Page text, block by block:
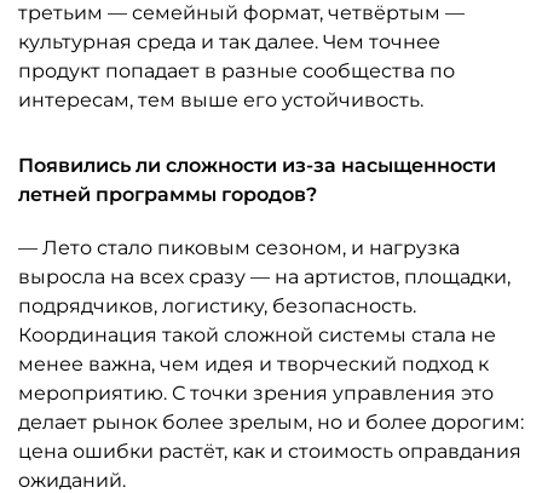
третьим — семейный формат, четвёртым —
культурная среда и так далее. Чем точнее
продукт попадает в разные сообщества по
интересам, тем выше его устойчивость.
Появились ли сложности из-за насыщенности
летней программы городов?
— Лето стало пиковым сезоном, и нагрузка
выросла на всех сразу — на артистов, площадки,
подрядчиков, логистику, безопасность.
Координация такой сложной системы стала не
менее важна, чем идея и творческий подход к
мероприятию. С точки зрения управления это
делает рынок более зрелым, но и более дорогим:
цена ошибки растёт, как и стоимость оправдания
ожиданий.